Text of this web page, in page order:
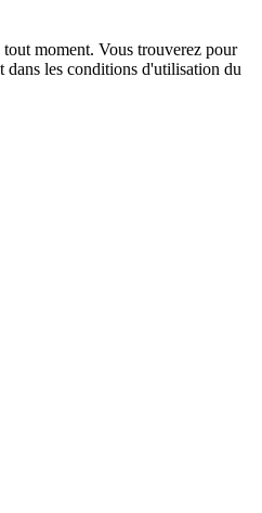
moment. Vous trouverez pour
dans les conditions d'utilisation du